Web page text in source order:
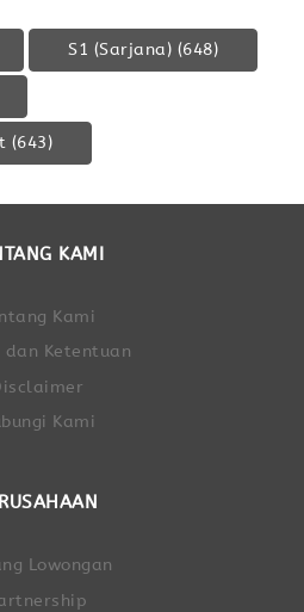
S1 (Sarjana) (648)
(643)
KAMI
Kami
dan Ketentuan
Kami
Lowongan